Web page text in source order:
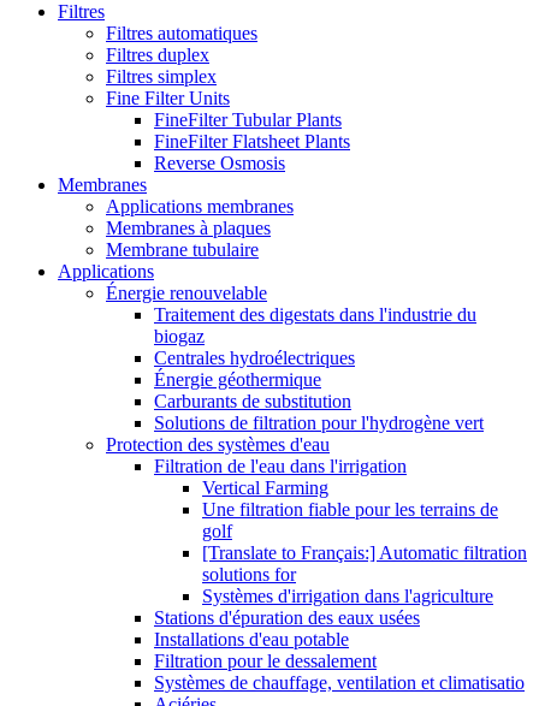
Filtres
Filtres automatiques
Filtres duplex
Filtres simplex
Fine Filter Units
FineFilter Tubular Plants
FineFilter Flatsheet Plants
Reverse Osmosis
Membranes
Applications membranes
Membranes à plaques
Membrane tubulaire
Applications
Énergie renouvelable
Traitement des digestats dans l'industrie du
biogaz
Centrales hydroélectriques
Énergie géothermique
Carburants de substitution
Solutions de filtration pour l'hydrogène vert
Protection des systèmes d'eau
Filtration de l'eau dans l'irrigation
Vertical Farming
Une filtration fiable pour les terrains de
golf
[Translate to Français:] Automatic filtration
solutions for
Systèmes d'irrigation dans l'agriculture
Stations d'épuration des eaux usées
Installations d'eau potable
Filtration pour le dessalement
Systèmes de chauffage, ventilation et climatisatio